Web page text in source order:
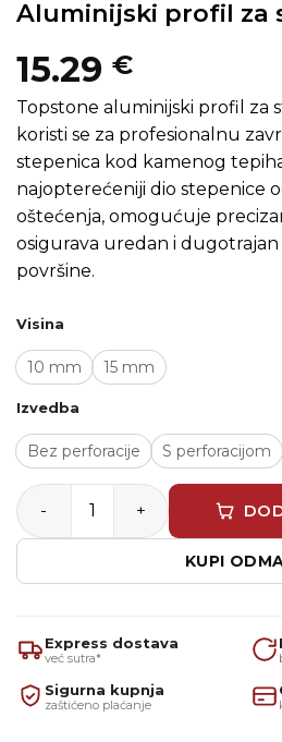
Aluminijski profil za
15.29 €
Topstone aluminijski profil za
koristi se za profesionalnu
stepenica kod kamenog
najopterećeniji dio stepenice
oštećenja, omogućuje
osigurava uredan i
površine.
Visina
10 mm 15 mm
Izvedba
Bez perforacije S perforacijom
Aluminijski profil za stepenice
KUPI
Express dostava
već sutra*
Sigurna kupnja
zaštićeno plaćanje